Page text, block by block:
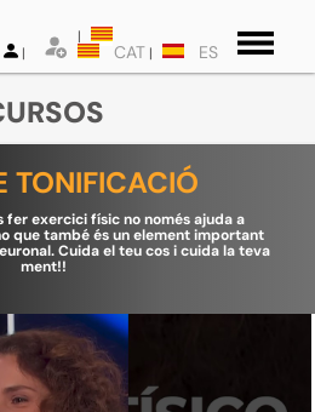
CAT ES
TONIFICACIÓ
fer exercici físic no només ajuda a
que també és un element important
Cuida el teu cos i cuida la teva
ment!!